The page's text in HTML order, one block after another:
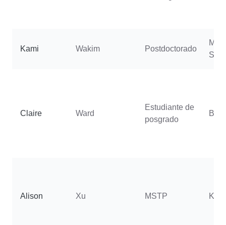
Kami Wakim Postdoctorado
Claire Ward
Estudiante de
posgrado
Alison Xu MSTP